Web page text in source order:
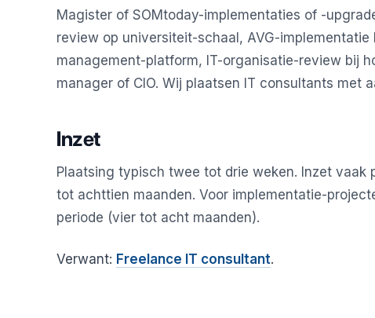
Magister of SOMtoday-implementaties of -
review op universiteit-schaal, AVG-
management-platform, IT-organisatie-review bij
manager of CIO. Wij plaatsen IT consultants met
Inzet
Plaatsing typisch twee tot drie weken. Inzet vaak
tot achttien maanden. Voor implementatie-
periode (vier tot acht maanden).
Verwant: Freelance IT consultant.